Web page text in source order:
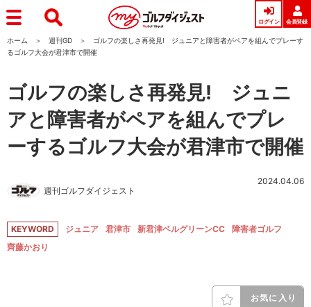
ログイン 会員登録
ホーム 週刊GD
ゴルフの楽しさ再発見! ジュニアと障害者がペアを組んでプレーす
るゴルフ大会が君津市で開催
ゴルフの楽しさ再発見! ジュニ
アと障害者がペアを組んでプレ
ーするゴルフ大会が君津市で開催
週刊ゴルフダイジェスト
2024.04.06
KEYWORD ジュニア 君津市 新君津ベルグリーンCC
障害者ゴルフ
齊藤かおり
お気に入り